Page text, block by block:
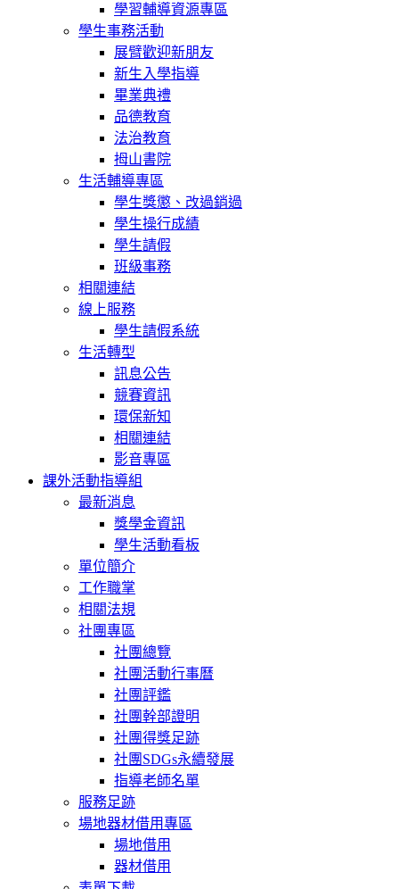
學習輔導資源專區
學生事務活動
展臂歡迎新朋友
新生入學指導
畢業典禮
品德教育
法治教育
拇山書院
生活輔導專區
學生獎懲、改過銷過
學生操行成績
學生請假
班級事務
相關連結
線上服務
學生請假系統
生活轉型
訊息公告
競賽資訊
環保新知
相關連結
影音專區
課外活動指導組
最新消息
獎學金資訊
學生活動看板
單位簡介
工作職掌
相關法規
社團專區
社團總覽
社團活動行事曆
社團評鑑
社團幹部證明
社團得獎足跡
社團SDGs永續發展
指導老師名單
服務足跡
場地器材借用專區
場地借用
器材借用